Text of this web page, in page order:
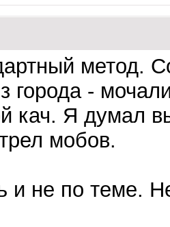
метод.
города -
кач. Я думал
мобов.
и не по теме.